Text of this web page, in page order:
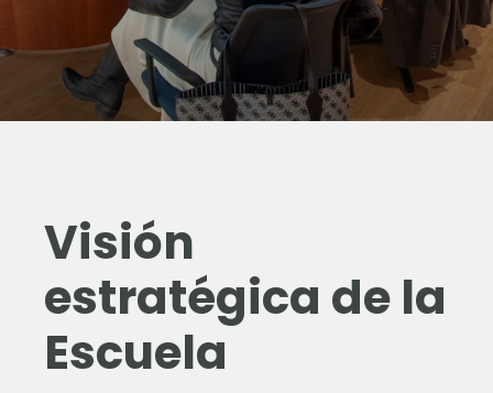
Visión
estratégica de la
Escuela